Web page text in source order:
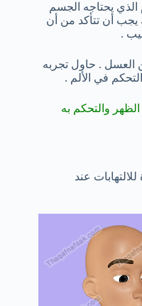
الذي يحتاجه الجسم
يجب أن تتأكد من أن
.
العسل . حاول تجربه
في الألم .
والتحكم به
عند